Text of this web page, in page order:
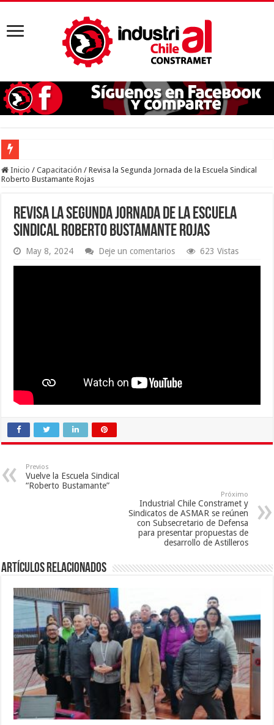
Inicio / Capacitación / Revisa la Segunda Jornada de la Escuela Sindical
Roberto Bustamante Rojas
Revisa la Segunda Jornada de la Escuela
Sindical Roberto Bustamante Rojas
May 8, 2024 Deje un comentarios 623 Vistas
Previos
Vuelve la Escuela Sindical
“Roberto Bustamante”
Próximo
Industrial Chile Constramet y
Sindicatos de ASMAR se reúnen
con Subsecretario de Defensa
para presentar propuestas de
desarrollo de Astilleros
Artículos Relacionados